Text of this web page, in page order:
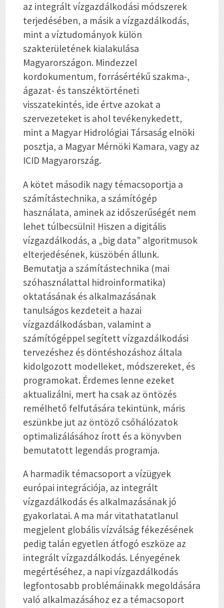
az integrált vízgazdálkodási módszerek
terjedésében, a másik a vízgazdálkodás,
mint a víztudományok külön
szakterületének kialakulása
Magyarországon. Mindezzel
kordokumentum, forrásértékű szakma-,
ágazat- és tanszéktörténeti
visszatekintés, ide értve azokat a
szervezeteket is ahol tevékenykedett,
mint a Magyar Hidrológiai Társaság elnöki
posztja, a Magyar Mérnöki Kamara, vagy az
ICID Magyarország.
A kötet második nagy témacsoportja a
számítástechnika, a számítógép
használata, aminek az időszerűségét nem
lehet túlbecsülni! Hiszen a digitális
vízgazdálkodás, a „big data” algoritmusok
elterjedésének, küszöbén állunk.
Bemutatja a számítástechnika (mai
szóhasználattal hidroinformatika)
oktatásának és alkalmazásának
tanulságos kezdeteit a hazai
vízgazdálkodásban, valamint a
számítógéppel segített vízgazdálkodási
tervezéshez és döntéshozáshoz általa
kidolgozott modelleket, módszereket, és
programokat. Érdemes lenne ezeket
aktualizálni, mert ha csak az öntözés
remélhető felfutására tekintünk, máris
eszünkbe jut az öntöző csőhálózatok
optimalizálásához írott és a könyvben
bemutatott legendás programja.
A harmadik témacsoport a vízügyek
európai integrációja, az integrált
vízgazdálkodás és alkalmazásának jó
gyakorlatai. A ma már vitathatatlanul
megjelent globális vízválság fékezésének
pedig talán egyetlen átfogó eszköze az
integrált vízgazdálkodás. Lényegének
megértéséhez, a napi vízgazdálkodás
legfontosabb problémáinakk megoldására
való alkalmazásához ez a témacsoport